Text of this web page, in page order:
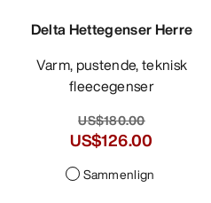
Delta Hettegenser Herre
Varm, pustende, teknisk
fleecegenser
US$180.00
US$126.00
Sammenlign